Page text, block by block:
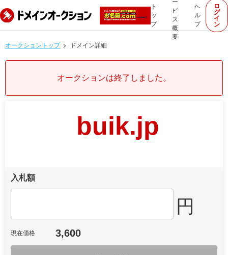
ト
ッ
プ
ー
ビ
ス
概
要
ヘ
ル
プ
ロ
グ
イ
ン
オークショントップ ドメイン詳細
オークションは終了しました。
buik.jp
入札額
円
現在価格 3,600